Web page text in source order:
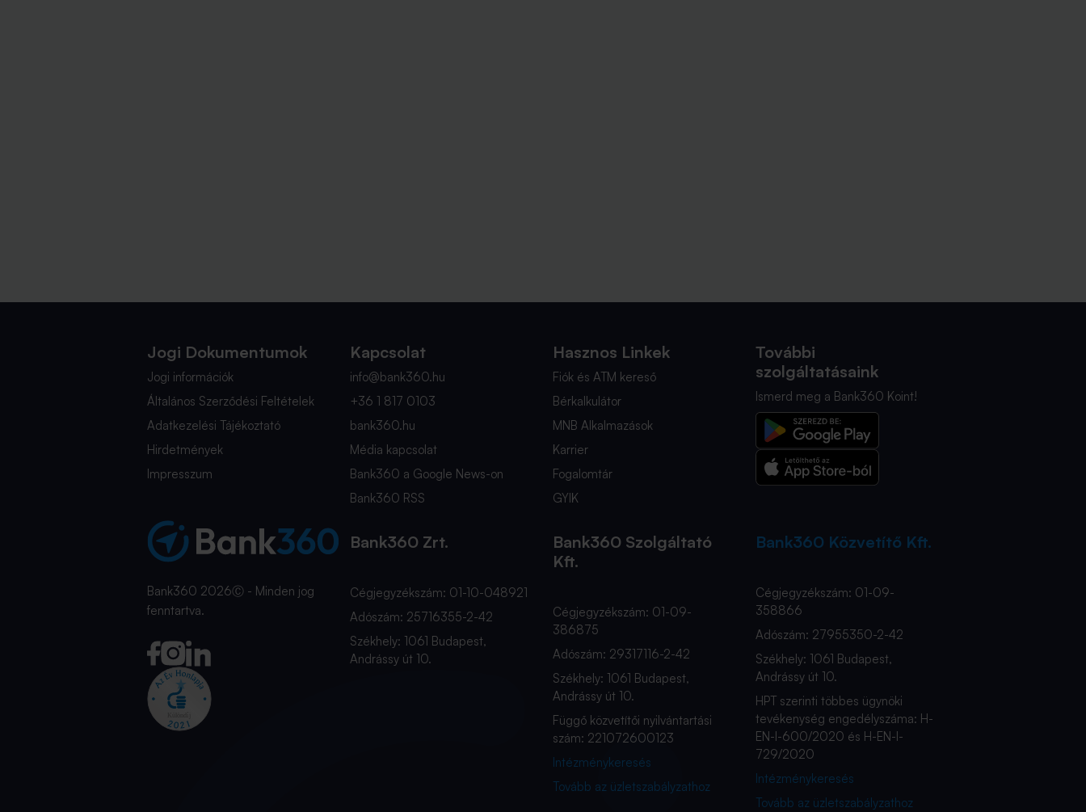
Jogi Dokumentumok
Jogi információk
Általános Szerződési Feltételek
Adatkezelési Tájékoztató
Hirdetmények
Impresszum
Kapcsolat
info@bank360.hu
+36 1 817 0103
bank360.hu
Média kapcsolat
Bank360 a Google News-on
Bank360 RSS
Hasznos Linkek
Fiók és ATM kereső
Bérkalkulátor
MNB Alkalmazások
Karrier
Fogalomtár
GYIK
További
szolgáltatásaink
Ismerd meg a Bank360 Koint!
Bank360 2026Ⓒ - Minden jog
fenntartva.
Bank360 Zrt.
Cégjegyzékszám: 01-10-048921
Adószám: 25716355-2-42
Székhely: 1061 Budapest,
Andrássy út 10.
Bank360 Szolgáltató
Kft.
Cégjegyzékszám: 01-09-
386875
Adószám: 29317116-2-42
Székhely: 1061 Budapest,
Andrássy út 10.
Függő közvetítői nyilvántartási
szám: 221072600123
Intézménykeresés
Tovább az üzletszabályzathoz
Bank360 Közvetítő Kft.
Cégjegyzékszám: 01-09-
358866
Adószám: 27955350-2-42
Székhely: 1061 Budapest,
Andrássy út 10.
HPT szerinti többes ügynöki
tevékenység engedélyszáma: H-
EN-I-600/2020 és H-EN-I-
729/2020
Intézménykeresés
Tovább az üzletszabályzathoz